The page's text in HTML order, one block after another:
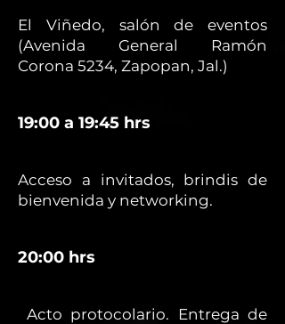
El Viñedo, salón de eventos
(Avenida General Ramón
Corona 5234, Zapopan, Jal.)
19:00 a 19:45 hrs
Acceso a invitados, brindis de
bienvenida y networking.
20:00 hrs
Acto protocolario. Entrega de